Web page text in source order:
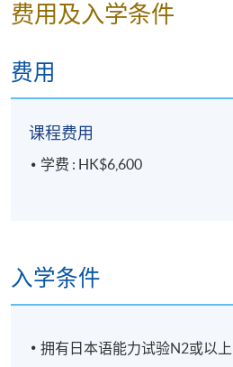
开课日期
现时接受报名
共55小时，另加中期考试及期
费用及入学条件
费用
课程费用
学费 : HK$6,600
入学条件
拥有日本语能力试验N2或以